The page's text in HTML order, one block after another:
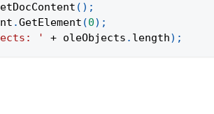
( ) ;
.GetElement (0) ;
' + oleObjects . length) ;